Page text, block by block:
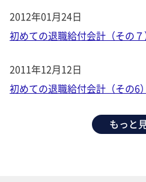
2012年01月24日
初めての退職給付会計（その７
2011年12月12日
初めての退職給付会計（その6）
もっと